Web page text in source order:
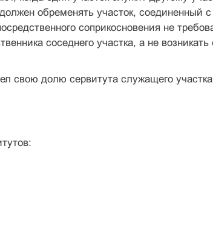
обременять участок, соединенный с
соприкосновения не
соседнего участка, а не
свою долю сервитута служащего